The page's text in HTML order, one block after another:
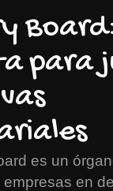
para
es un
en